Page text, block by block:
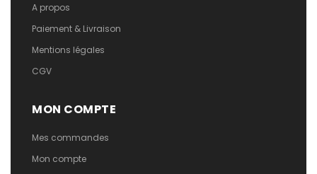
A propos
Paiement & Livraison
Mentions légales
CGV
MON COMPTE
Mes commandes
Mon compte